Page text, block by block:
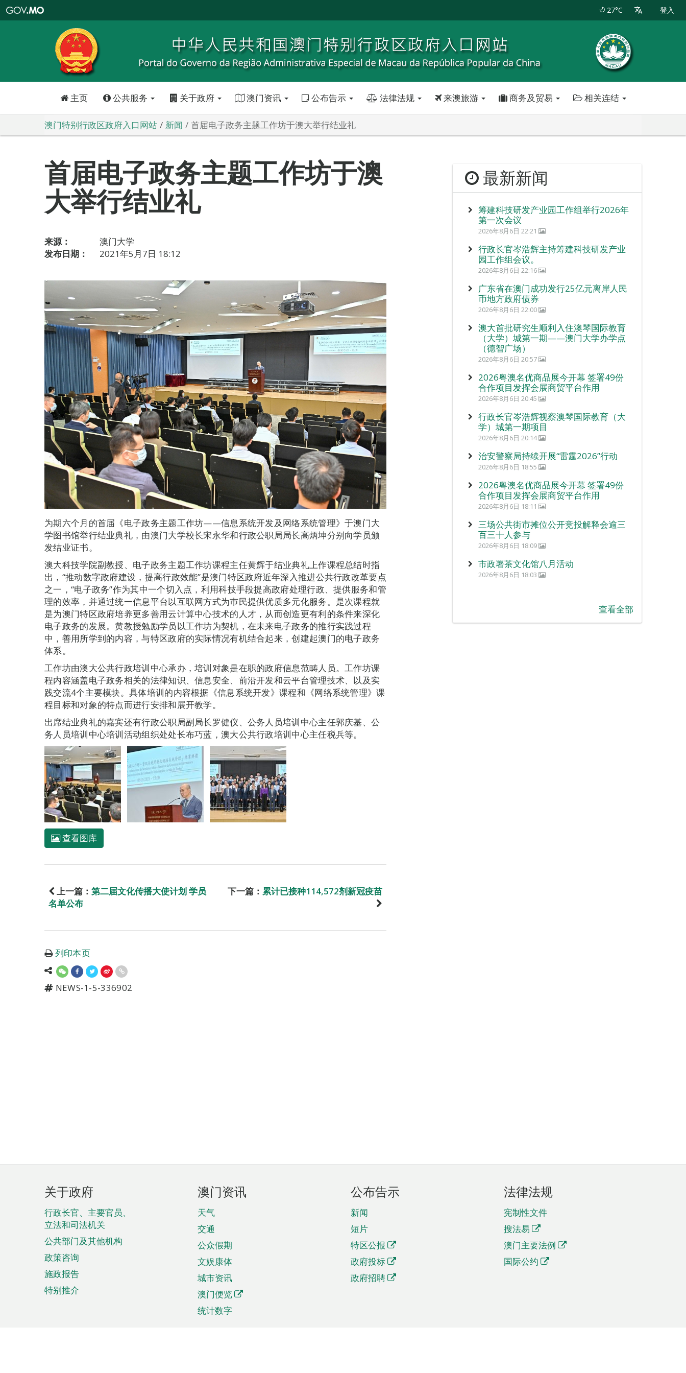
特
政
区
政
口
27°C 登入
主页 公共服务 关于政府 澳门资讯 公布告示 法律法规 来澳旅游 商务及贸易 相关连结
澳门特别行政区政府入口网站 新闻 首届电子政务主题工作坊于澳大举行结业礼
首届电子政务主题工作坊于澳
大举行结业礼
来源：
澳门大学
发布日期：
2021年5月7日 18:12
为期六个月的首届《电子政务主题工作坊——信息系统开发及网络系统管理》于澳门大
学图书馆举行结业典礼，由澳门大学校长宋永华和行政公职局局长高炳坤分别向学员颁
发结业证书。
澳大科技学院副教授、电子政务主题工作坊课程主任黄辉于结业典礼上作课程总结时指
出，“推动数字政府建设，提高行政效能”是澳门特区政府近年深入推进公共行政改革要点
之一，“电子政务”作为其中一个切入点，利用科技手段提高政府处理行政、提供服务和管
理的效率，并通过统一信息平台以互联网方式为巿民提供优质多元化服务。是次课程就
是为澳门特区政府培养更多善用云计算中心技术的人才，从而创造更有利的条件来深化
电子政务的发展。黄教授勉励学员以工作坊为契机，在未来电子政务的推行实践过程
中，善用所学到的内容，与特区政府的实际情况有机结合起来，创建起澳门的电子政务
体系。
工作坊由澳大公共行政培训中心承办，培训对象是在职的政府信息范畴人员。工作坊课
程内容涵盖电子政务相关的法律知识、信息安全、前沿开发和云平台管理技术、以及实
践交流4个主要模块。具体培训的内容根据《信息系统开发》课程和《网络系统管理》课
程目标和对象的特点而进行安排和展开教学。
出席结业典礼的嘉宾还有行政公职局副局长罗健仪、公务人员培训中心主任郭庆基、公
务人员培训中心培训活动组织处处长布巧蓝，澳大公共行政培训中心主任税兵等。
查看图库
上一篇： 第二届文化传播大使计划 学员
名单公布
下一篇： 累计已接种114,572剂新冠疫苗
列印本页
NEWS-1-5-336902
最新新闻
筹建科技研发产业园工作组举行2026年
第一次会议
2026年8月6日 22:21
行政长官岑浩辉主持筹建科技研发产业
园工作组会议。
2026年8月6日 22:16
广东省在澳门成功发行25亿元离岸人民
币地方政府债券
2026年8月6日 22:00
澳大首批研究生顺利入住澳琴国际教育
（大学）城第一期——澳门大学办学点
（德智广场）
2026年8月6日 20:57
2026粤澳名优商品展今开幕 签署49份
合作项目发挥会展商贸平台作用
2026年8月6日 20:45
行政长官岑浩辉视察澳琴国际教育（大
学）城第一期项目
2026年8月6日 20:14
治安警察局持续开展“雷霆2026”行动
2026年8月6日 18:55
2026粤澳名优商品展今开幕 签署49份
合作项目发挥会展商贸平台作用
2026年8月6日 18:11
三场公共街市摊位公开竞投解释会逾三
百三十人参与
2026年8月6日 18:09
市政署茶文化馆八月活动
2026年8月6日 18:03
查看全部
页
脚
菜
单
关于政府
行政长官、主要官员、
立法和司法机关
公共部门及其他机构
政策咨询
施政报告
特别推介
澳门资讯
天气
交通
公众假期
文娱康体
城市资讯
澳门便览
统计数字
公布告示
新闻
短片
特区公报
政府投标
政府招聘
法律法规
宪制性文件
搜法易
澳门主要法例
国际公约